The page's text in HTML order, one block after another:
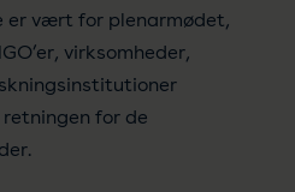
er vært for plenarmødet,
virksomheder,
for de